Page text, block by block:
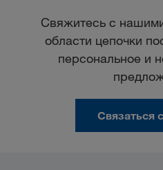
Свяжитесь с
области цепочки
персональное и
Связаться